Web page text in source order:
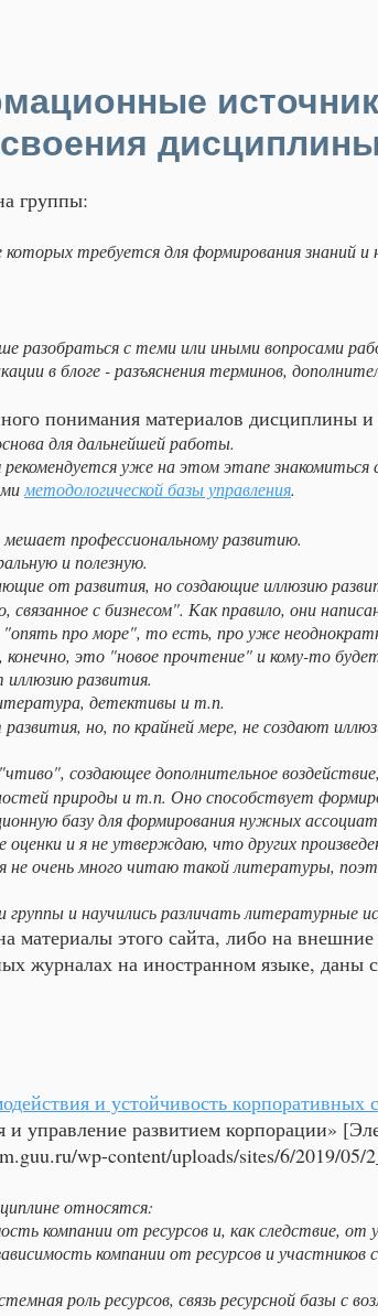
дисциплины
группы:
требуется для формирования знаний и
разобраться с теми или иными вопросами
в блоге - разъяснения терминов,
понимания материалов дисциплины и
для дальнейшей работы.
уже на этом этапе
методологической базы управления.
профессиональному развитию.
и полезную.
от развития, но создающие иллюзию
с бизнесом". Как правило, они
про море", то есть, про уже
это "новое прочтение" и кому-то
развития.
детективы и т.п.
но, по крайней мере, не создают
"чтиво", создающее дополнительное
природы и т.п. Оно способствует
базу для формирования нужных
оценки и я не утверждаю, что других
не очень много читаю такой литературы,
и научились различать литературные
материалы этого сайта, либо на
журналах на иностранном языке, даны
и устойчивость корпоративных
и управление развитием корпорации»
wp-content/uploads/sites/6/2019/05/2_
относятся:​
компании от ресурсов и, как следствие,
компании от ресурсов и участников
роль ресурсов, связь ресурсной базы с